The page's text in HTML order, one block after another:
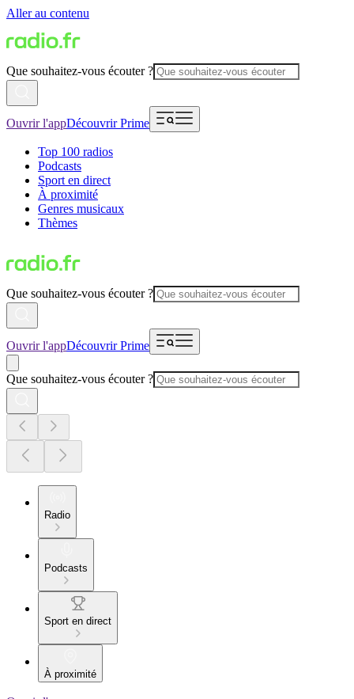
Aller au contenu
Que souhaitez-vous écouter ?
Ouvrir l'appDécouvrir Prime
Top 100 radios
Podcasts
Sport en direct
À proximité
Genres musicaux
Thèmes
Que souhaitez-vous écouter ?
Ouvrir l'appDécouvrir Prime
Que souhaitez-vous écouter ?
Radio
Podcasts
Sport en direct
À proximité